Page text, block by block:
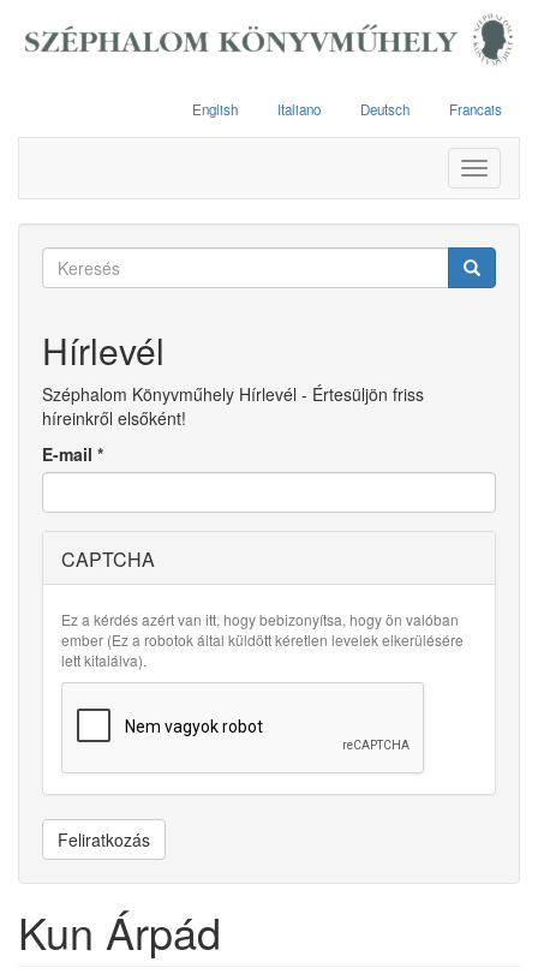
English Italiano Deutsch Francais
Toggle
Keresés
Hírlevél
Széphalom Könyvműhely Hírlevél - Értesüljön friss
híreinkről elsőként!
E-mail *
CAPTCHA
Ez a kérdés azért van itt, hogy bebizonyítsa, hogy ön valóban
ember (Ez a robotok által küldött kéretlen levelek elkerülésére
lett kitalálva).
Feliratkozás
Kun Árpád